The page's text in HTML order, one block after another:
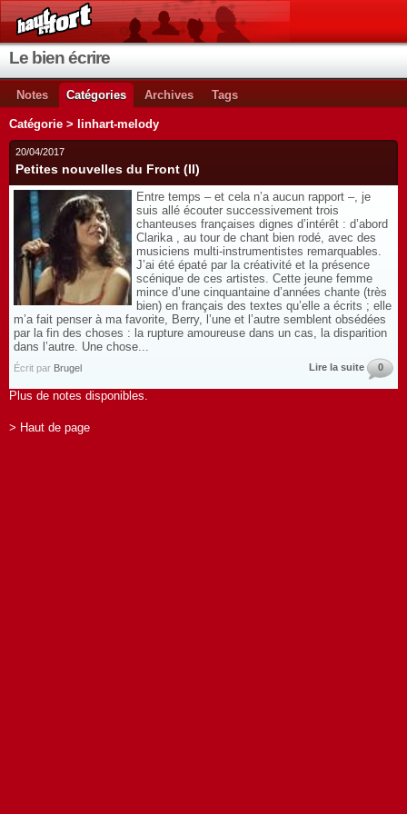
Le bien écrire
Notes Catégories Archives Tags
Catégorie > linhart-melody
20/04/2017
Petites nouvelles du Front (II)
Entre temps – et cela n’a aucun rapport –, je
suis allé écouter successivement trois
chanteuses françaises dignes d’intérêt : d’abord
Clarika , au tour de chant bien rodé, avec des
musiciens multi-instrumentistes remarquables.
J’ai été épaté par la créativité et la présence
scénique de ces artistes. Cette jeune femme
mince d’une cinquantaine d’années chante (très
bien) en français des textes qu’elle a écrits ; elle
m’a fait penser à ma favorite, Berry, l’une et l’autre semblent obsédées
par la fin des choses : la rupture amoureuse dans un cas, la disparition
dans l’autre. Une chose...
Écrit par Brugel Lire la suite 0
Plus de notes disponibles.
> Haut de page